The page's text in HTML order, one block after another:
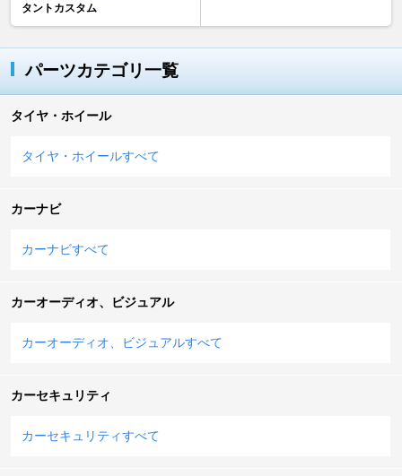
タントカスタム
パーツカテゴリ一覧
タイヤ・ホイール
タイヤ・ホイールすべて
カーナビ
カーナビすべて
カーオーディオ、ビジュアル
カーオーディオ、ビジュアルすべて
カーセキュリティ
カーセキュリティすべて